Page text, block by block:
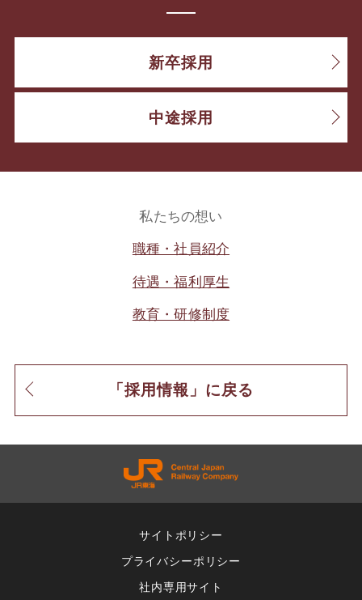
新卒採用
中途採用
私たちの想い
職種・社員紹介
待遇・福利厚生
教育・研修制度
「採用情報」に戻る
サイトポリシー
プライバシーポリシー
社内専用サイト